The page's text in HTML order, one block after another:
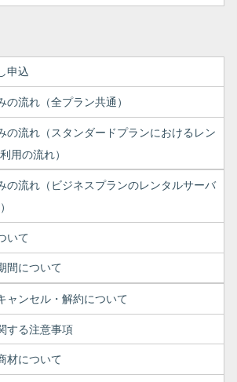
申込
の流れ（全プラン共通）
の流れ（スタンダードプランにおけるレン
用の流れ）
の流れ（ビジネスプランのレンタルサーバ
いて
間について
ャンセル・解約について
する注意事項
材について